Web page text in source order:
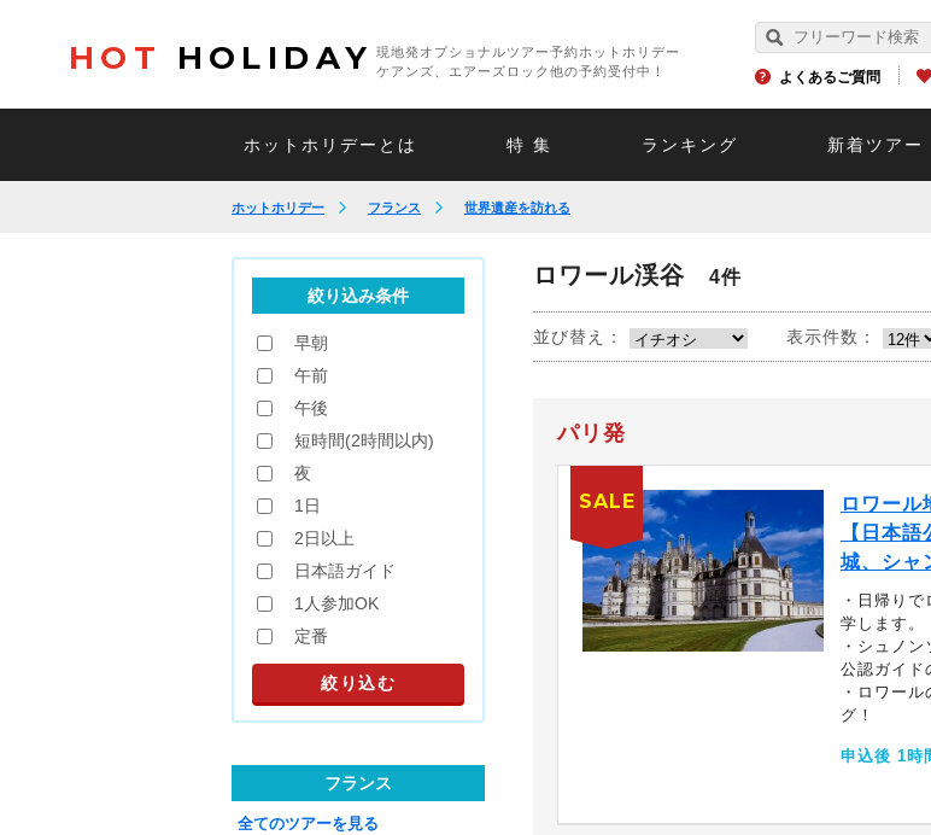
HOT HOLIDAY
現地発オプショナルツアー予約ホットホリデー
ケアンズ、エアーズロック他の予約受付中！
よくあるご質問
ホットホリデーとは 特 集 ランキング 新着ツアー
ホットホリデー フランス 世界遺産を訪れる
ロワール渓谷 4件
並び替え： 表示件数：
パリ発
ロワール
【日本
城、シャ
・日帰り
学します。
・シュノ
公認ガイド
・ロワー
グ！
申込後 1時
SALE
絞り込み条件
早朝
午前
午後
短時間(2時間以内)
夜
1日
2日以上
日本語ガイド
1人参加OK
定番
フランス
全てのツアーを見る